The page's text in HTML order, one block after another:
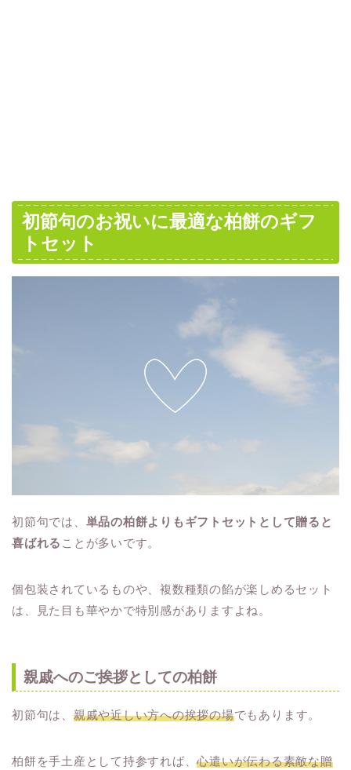
初節句のお祝いに最適な柏餅のギフ
トセット
初節句では、 単品の柏餅よりもギフトセットとして贈ると
喜ばれる ことが多いです。
個包装されているものや、複数種類の餡が楽しめるセット
は、見た目も華やかで特別感がありますよね。
親戚へのご挨拶としての柏餅
初節句は、 親戚や近しい方への挨拶の場でもあります。
柏餅を手土産として持参すれば、心遣いが伝わる素敵な贈